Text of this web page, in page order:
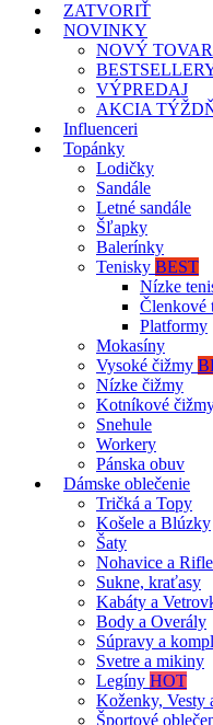
ZATVORIŤ
NOVINKY
NOVÝ TOVAR
VÝPREDAJ
AKCIA
Influenceri
Topánky
Lodičky
Sandále
Letné sandále
Šľapky
Balerínky
Tenisky BEST
Nízke
Členkové
Platformy
Mokasíny
Vysoké čižmy
Nízke čižmy
Kotníkové
Snehule
Workery
Pánska obuv
Dámske oblečenie
Tričká a Topy
Košele a Blúzky
Šaty
Nohavice a Rifle
Sukne, kraťasy
Kabáty a
Body a Overály
Súpravy a
Svetre a mikiny
Legíny HOT
Koženky, Vesty
Športové